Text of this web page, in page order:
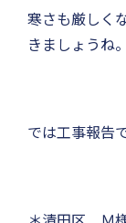
寒さも厳しく
きましょうね。
では工事報告で